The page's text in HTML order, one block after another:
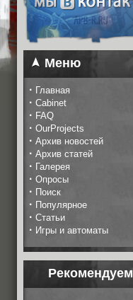
Меню
· Главная
· Cabinet
· FAQ
· OurProjects
· Архив новостей
· Архив статей
· Галерея
· Опросы
· Поиск
· Популярное
· Статьи
· Игры и автоматы
Рекомендуем